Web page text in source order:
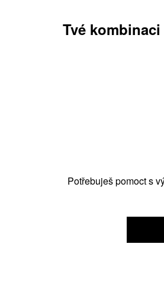
Tvé
Potřebuješ pomoct s